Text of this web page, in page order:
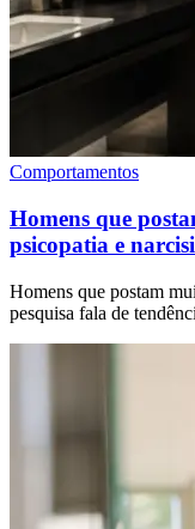
Comportamentos
Homens que
psicopatia e
Homens que postam
pesquisa fala de